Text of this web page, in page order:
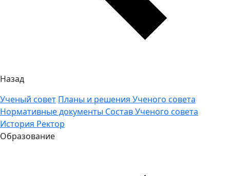
Назад
Ученый совет Планы и решения Ученого совета
Нормативные документы Состав Ученого совета
История Ректор
Образование